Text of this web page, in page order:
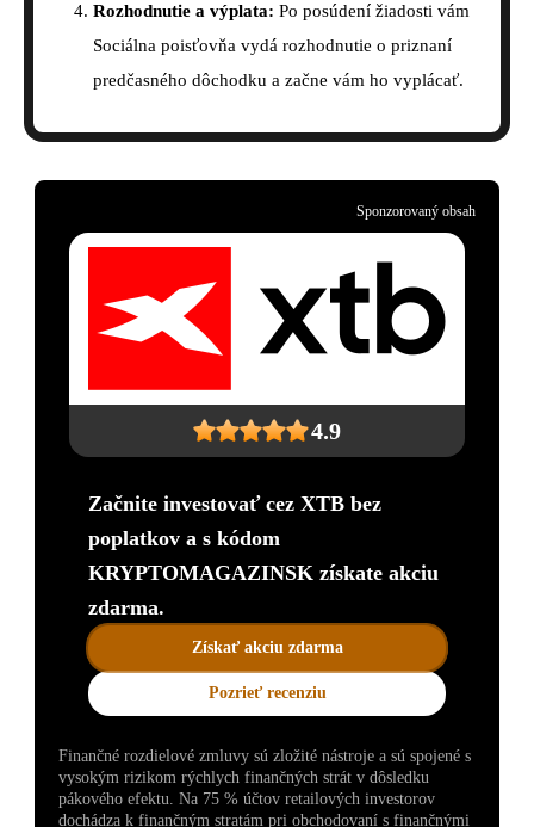
Rozhodnutie a výplata: Po posúdení žiadosti vám
Sociálna poisťovňa vydá rozhodnutie o priznaní
predčasného dôchodku a začne vám ho vyplácať.
4.9
Začnite investovať cez XTB bez
poplatkov a s kódom
KRYPTOMAGAZINSK získate akciu
zdarma.
Získať akciu zdarma
Pozrieť recenziu
Sponzorovaný obsah
Finančné rozdielové zmluvy sú zložité nástroje a sú spojené s
vysokým rizikom rýchlych finančných strát v dôsledku
pákového efektu. Na 75 % účtov retailových investorov
dochádza k finančným stratám pri obchodovaní s finančnými